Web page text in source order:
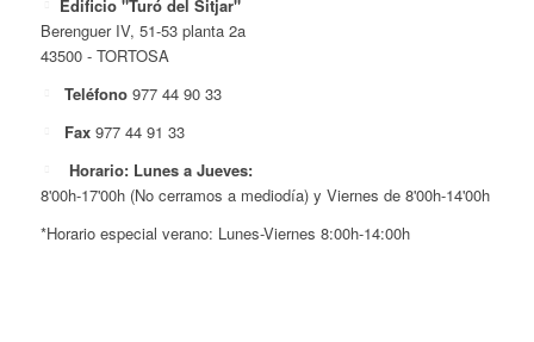
Edificio "Turó del Sitjar"
Berenguer IV, 51-53 planta 2a
43500 - TORTOSA
Teléfono 977 44 90 33
Fax 977 44 91 33
Horario: Lunes a Jueves:
8'00h-17'00h (No cerramos a mediodía) y Viernes de 8'00h-14'00h
*Horario especial verano: Lunes-Viernes 8:00h-14:00h